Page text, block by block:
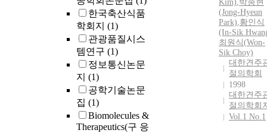
한국축산식품
학회지 (1)
관광품질시스
템연구 (1)
정보통신논문
지 (1)
공학기술논문
집 (1)
Biomolecules &
Therapeutics(구 응
Kim),박종현
(Jong-Hyeun
Park),황인식
(In-Sik
최원식(Won-
Sik Choy)
대한견주
절의학회
1998
대한견주
절의학회
Vol.1 No.1